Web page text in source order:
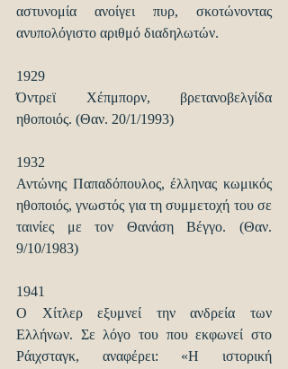
αστυνομία ανοίγει πυρ, σκοτώνοντας
ανυπολόγιστο αριθμό διαδηλωτών.
1929
Όντρεϊ Χέπμπορν, βρετανοβελγίδα
ηθοποιός. (Θαν. 20/1/1993)
1932
Αντώνης Παπαδόπουλος, έλληνας κωμικός
ηθοποιός, γνωστός για τη συμμετοχή του σε
ταινίες με τον Θανάση Βέγγο. (Θαν.
9/10/1983)
1941
Ο Χίτλερ εξυμνεί την ανδρεία των
Ελλήνων. Σε λόγο του που εκφωνεί στο
Ράιχσταγκ, αναφέρει: «Η ιστορική